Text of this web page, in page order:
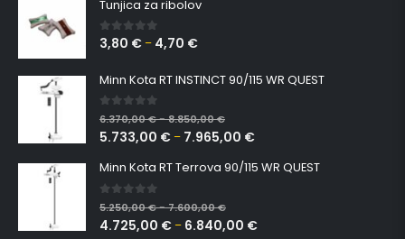
Tunjica za ribolov
0 out of 5
3,80 € – 4,70 €
Minn Kota RT INSTINCT 90/115 WR QUEST
0 out of 5
6.370,00€–8.850,00€
5.733,00 € – 7.965,00 €
Minn Kota RT Terrova 90/115 WR QUEST
0 out of 5
5.250,00€–7.600,00€
4.725,00 € – 6.840,00 €